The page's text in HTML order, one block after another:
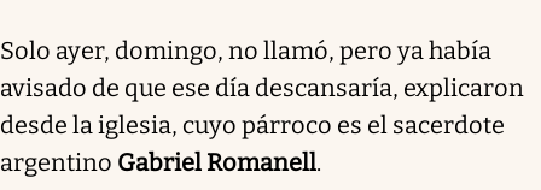
Solo ayer, domingo, no llamó, pero ya había
avisado de que ese día descansaría, explicaron
desde la iglesia, cuyo párroco es el sacerdote
argentino Gabriel Romanell.